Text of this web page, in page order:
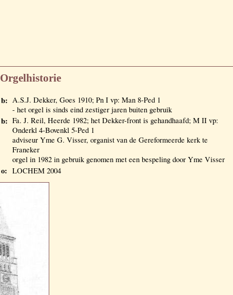
Orgelhistorie
b: A.S.J. Dekker, Goes 1910; Pn I vp: Man 8-Ped 1
- het orgel is sinds eind zestiger jaren buiten gebruik
b: Fa. J. Reil, Heerde 1982; het Dekker-front is gehandhaafd; M II vp:
Onderkl 4-Bovenkl 5-Ped 1
adviseur Yme G. Visser, organist van de Gereformeerde kerk te
Franeker
orgel in 1982 in gebruik genomen met een bespeling door Yme Visser
o: LOCHEM 2004